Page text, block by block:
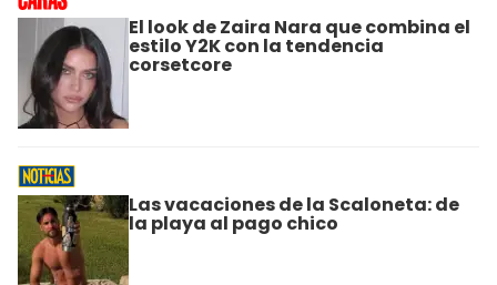
El look de Zaira Nara que combina el
estilo Y2K con la tendencia
corsetcore
Las vacaciones de la Scaloneta: de
la playa al pago chico